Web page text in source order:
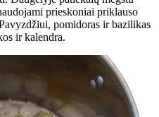
prieskoniai priklauso
pomidoras ir bazilikas
ir kalendra.